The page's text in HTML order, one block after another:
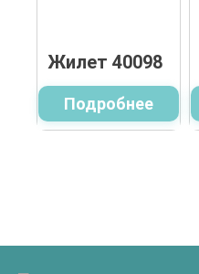
Жилет 40098
Подробнее